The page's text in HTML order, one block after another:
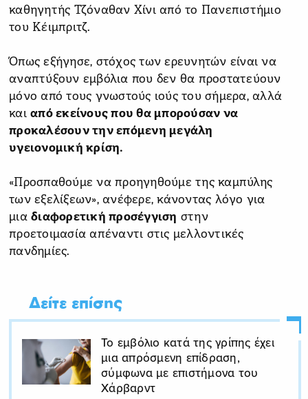
καθηγητής Τζόναθαν Χίνι από το Πανεπιστήμιο
του Κέιμπριτζ.
Όπως εξήγησε, στόχος των ερευνητών είναι να
αναπτύξουν εμβόλια που δεν θα προστατεύουν
μόνο από τους γνωστούς ιούς του σήμερα, αλλά
και από εκείνους που θα μπορούσαν να
προκαλέσουν την επόμενη μεγάλη
υγειονομική κρίση.
«Προσπαθούμε να προηγηθούμε της καμπύλης
των εξελίξεων», ανέφερε, κάνοντας λόγο για
μια διαφορετική προσέγγιση στην
προετοιμασία απέναντι στις μελλοντικές
πανδημίες.
Δείτε επίσης
Το εμβόλιο κατά της γρίπης έχει
μια απρόσμενη επίδραση,
σύμφωνα με επιστήμονα του
Χάρβαρντ